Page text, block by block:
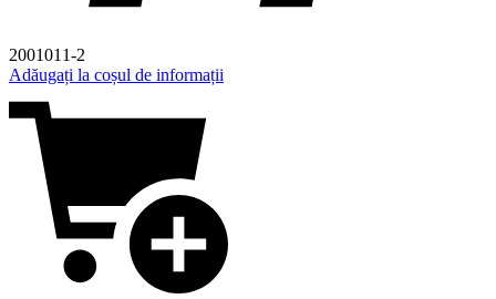
2001011-2
Adăugați la coșul de informații